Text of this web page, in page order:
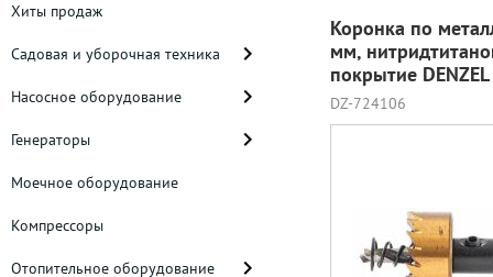
Хиты продаж
Садовая и уборочная техника
Насосное оборудование
Генераторы
Моечное оборудование
Компрессоры
Отопительное оборудование
Коронка по
мм,
покрытие
DZ-724106